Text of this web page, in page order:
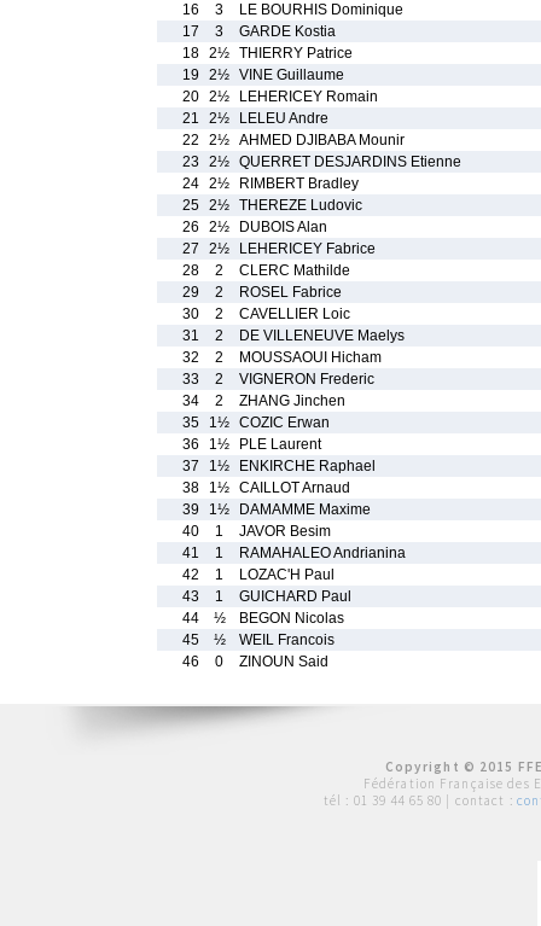
16
3
LE BOURHIS Dominique
17
3
GARDE Kostia
18 2½ THIERRY Patrice
19
2½ VINE Guillaume
20 2½
LEHERICEY Romain
21
2½
LELEU Andre
22
2½ AHMED DJIBABA Mounir
23
2½ QUERRET DESJARDINS Etienne
24 2½
RIMBERT Bradley
25 2½ THEREZE Ludovic
26
2½
DUBOIS Alan
27
2½
LEHERICEY Fabrice
28
2
CLERC Mathilde
29
2
ROSEL Fabrice
30
2
CAVELLIER Loic
31
2
DE VILLENEUVE Maelys
32
2
MOUSSAOUI Hicham
33
2
VIGNERON Frederic
34
2
ZHANG Jinchen
35
1½ COZIC Erwan
36
1½
PLE Laurent
37
1½
ENKIRCHE Raphael
38
1½ CAILLOT Arnaud
39
1½
DAMAMME Maxime
40
1
JAVOR Besim
41
1
RAMAHALEO Andrianina
42
1
LOZAC'H Paul
43
1
GUICHARD Paul
44
½
BEGON Nicolas
45
½
WEIL Francois
46
0 ZINOUN Said
Copyright © 2015
Fédération Française des
tél : 01 39 44 65 80 | contact :